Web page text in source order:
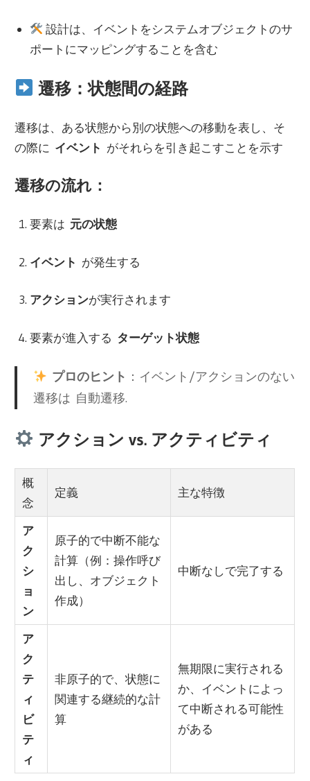
設計は、イベントをシステムオブジェクトのサ
ポートにマッピングすることを含む
遷移：状態間の経路
遷移は、ある状態から別の状態への移動を表し、そ
の際に イベント がそれらを引き起こすことを示す
遷移の流れ：
要素は 元の状態
イベント が発生する
アクションが実行されます
要素が進入する ターゲット状態
プロのヒント ：イベント/アクションのない
遷移は 自動遷移.
アクション vs. アクティビティ
概
念
定義 主な特徴
ア
ク
シ
ョ
ン
原子的で中断不能な
計算（例：操作呼び
出し、オブジェクト
作成）
中断なしで完了する
ア
ク
テ
ィ
ビ
テ
ィ
非原子的で、状態に
関連する継続的な計
算
無期限に実行される
か、イベントによっ
て中断される可能性
がある